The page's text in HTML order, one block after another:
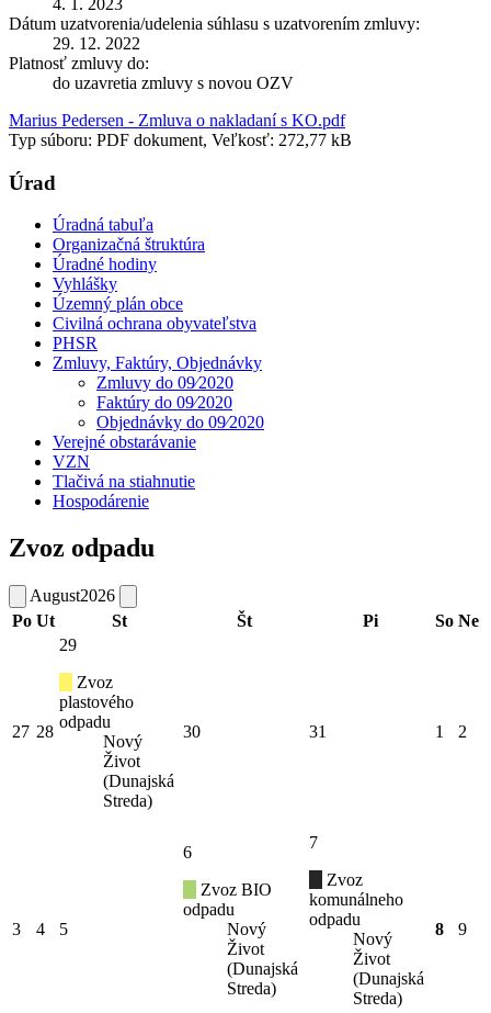
Dátum uzatvorenia/udelenia súhlasu s uzatvorením zmluvy:
29. 12. 2022
Platnosť zmluvy do:
do uzavretia zmluvy s novou OZV
Marius Pedersen - Zmluva o nakladaní s KO.pdf
Typ súboru: PDF dokument, Veľkosť: 272,77 kB
Úrad
Úradná tabuľa
Organizačná štruktúra
Úradné hodiny
Vyhlášky
Územný plán obce
Civilná ochrana obyvateľstva
PHSR
Zmluvy, Faktúry, Objednávky
Zmluvy do 09⁄2020
Faktúry do 09⁄2020
Objednávky do 09⁄2020
Verejné obstarávanie
VZN
Tlačivá na stiahnutie
Hospodárenie
Zvoz odpadu
August2026
Po Ut St Št Pi So Ne
27 28
29
Zvoz
plastového
odpadu
Nový
Život
(Dunajská
Streda)
30 31 1 2
3 4 5
6
Zvoz BIO
odpadu
Nový
Život
(Dunajská
Streda)
7
Zvoz
komunálneho
odpadu
Nový
Život
(Dunajská
Streda)
8 9